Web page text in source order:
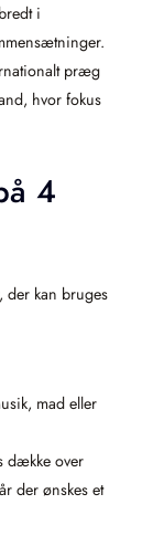
i
præg
hvor fokus
4
der kan bruges
mad eller
dække over
der ønskes et